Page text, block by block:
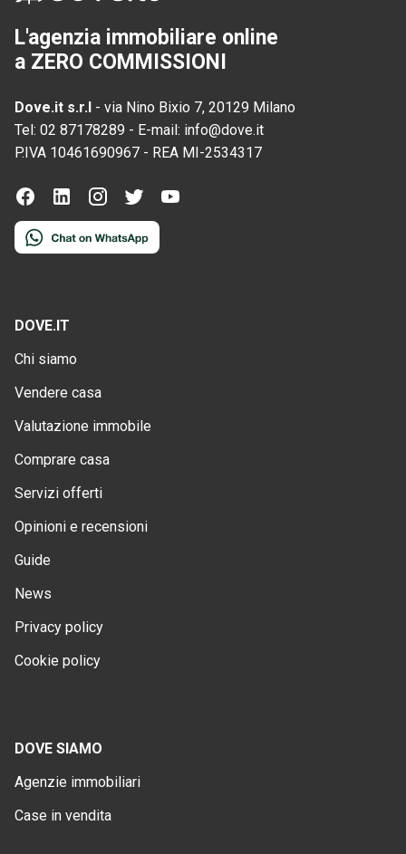
L'agenzia immobiliare online
a ZERO COMMISSIONI
Dove.it s.r.l - via Nino Bixio 7, 20129 Milano
Tel: 02 87178289 - E-mail: info@dove.it
P.IVA 10461690967 - REA MI-2534317
DOVE.IT
Chi siamo
Vendere casa
Valutazione immobile
Comprare casa
Servizi offerti
Opinioni e recensioni
Guide
News
Privacy policy
Cookie policy
DOVE SIAMO
Agenzie immobiliari
Case in vendita